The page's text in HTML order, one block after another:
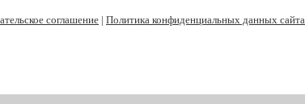
соглашение | Политика конфиденциальных данных сайта